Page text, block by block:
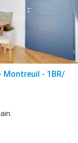
Montreuil - 1BR/